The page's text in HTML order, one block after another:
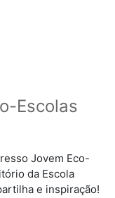
Escolas
Jovem Eco-
da Escola
e inspiração!